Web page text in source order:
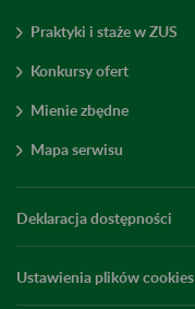
Praktyki i staże w ZUS
Konkursy ofert
Mienie zbędne
Mapa serwisu
Deklaracja dostępności
Ustawienia plików cookies